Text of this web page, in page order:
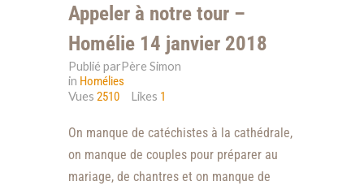
Appeler à notre tour –
Homélie 14 janvier 2018
Publié parPère Simon
in Homélies
Vues 2510 Likes 1
On manque de catéchistes à la cathédrale,
on manque de couples pour préparer au
mariage, de chantres et on manque de